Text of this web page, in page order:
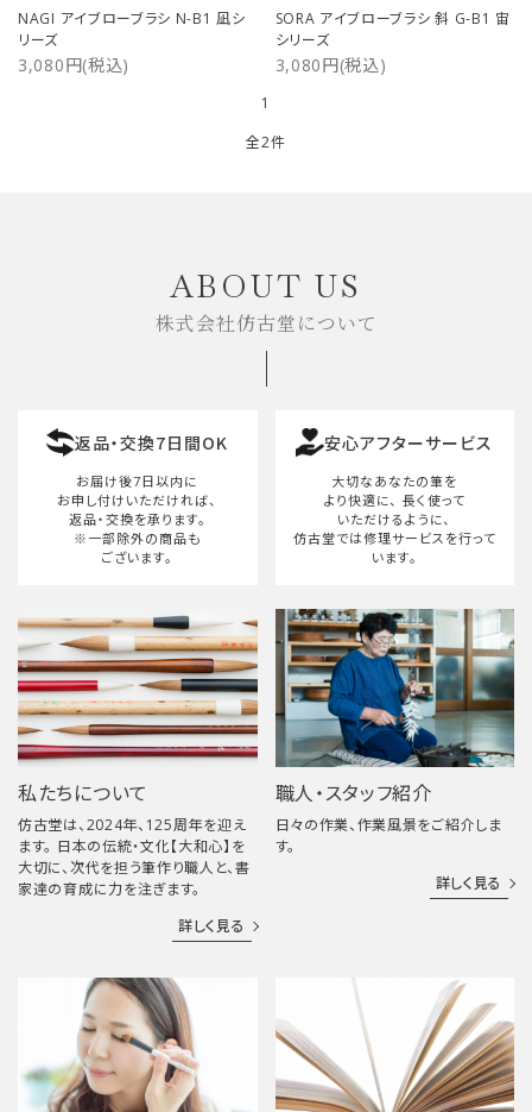
NAGI アイブローブラシ N-B1 凪シ
リーズ
3,080円(税込)
SORA アイブローブラシ 斜 G-B1 宙
シリーズ
3,080円(税込)
1
全2件
検索する
ABOUT US
株式会社仿古堂について
返品・交換7日間OK
お届け後7日以内に
お申し付けいただければ、
返品・交換を承ります。
※一部除外の商品も
ございます。
安心アフターサービス
大切なあなたの筆を
より快適に、 長く使って
いただけるように、
仿古堂では修理サービスを行って
います。
私たちについて
仿古堂は、2024年、125周年を迎え
ます。 日本の伝統・文化【大和心】を
大切に、次代を担う筆作り職人と、書
家達の育成に力を注ぎます。
詳しく見る
職人・スタッフ紹介
日々の作業、作業風景をご紹介しま
す。
詳しく見る